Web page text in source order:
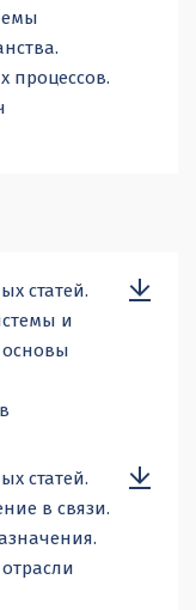
процессов.
статей.
и
основы
статей.
в связи.